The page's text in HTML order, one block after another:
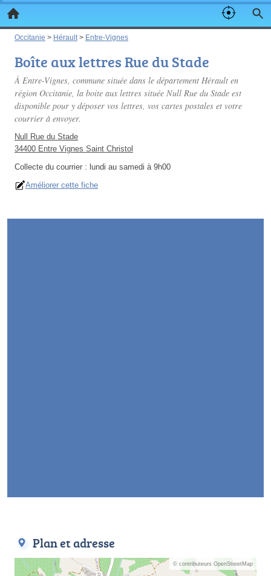
Occitanie > Hérault > Entre-Vignes
Boîte aux lettres Rue du Stade
À Entre-Vignes, commune située dans le département Hérault en
région Occitanie, la boite aux lettres située Null Rue du Stade est
disponible pour y déposer vos lettres, vos cartes postales et votre
courrier à envoyer.
Null Rue du Stade
34400 Entre Vignes Saint Christol
Collecte du courrier : lundi au samedi à 9h00
Améliorer cette fiche
Plan et adresse
© contributeurs OpenStreetMap